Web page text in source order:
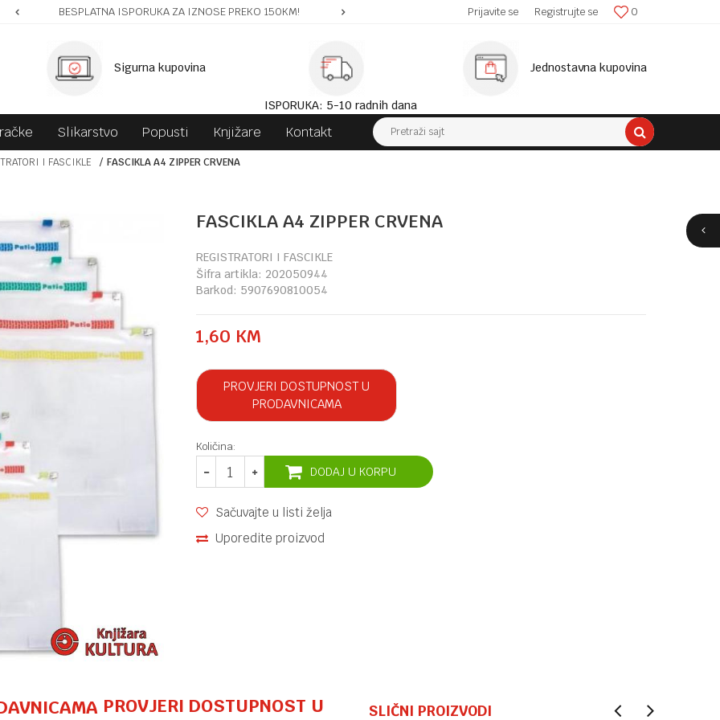
BESPLATNA ISPORUKA ZA IZNOSE PREKO 150KM! SIGURNA ISPORUKA! 0
Prijavite se Registrujte se
Sigurna kupovina
ISPORUKA: 5-10 radnih dana
Jednostavna kupovina
Slikarstvo Popusti Knjižare Kontakt Pretraži sajt
I FASCIKLE FASCIKLA A4 ZIPPER CRVENA
FASCIKLA A4 ZIPPER CRVENA
REGISTRATORI I FASCIKLE
Šifra artikla: 202050944
Barkod: 5907690810054
1,60 KM
PROVJERI DOSTUPNOST U
PRODAVNICAMA
Količina:
DODAJ U KORPU
Sačuvajte u listi želja
Uporedite proizvod
PROVJERI DOSTUPNOST U SLIČNI PROIZVODI